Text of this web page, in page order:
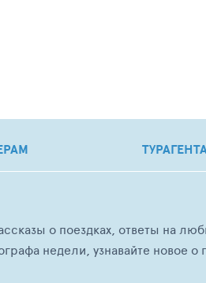
о поездках, ответы на
недели, узнавайте новое